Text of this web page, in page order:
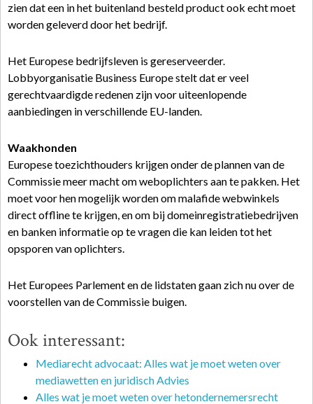
zien dat een in het buitenland besteld product ook echt moet
worden geleverd door het bedrijf.
Het Europese bedrijfsleven is gereserveerder.
Lobbyorganisatie Business Europe stelt dat er veel
gerechtvaardigde redenen zijn voor uiteenlopende
aanbiedingen in verschillende EU-landen.
Waakhonden
Europese toezichthouders krijgen onder de plannen van de
Commissie meer macht om weboplichters aan te pakken. Het
moet voor hen mogelijk worden om malafide webwinkels
direct offline te krijgen, en om bij domeinregistratiebedrijven
en banken informatie op te vragen die kan leiden tot het
opsporen van oplichters.
Het Europees Parlement en de lidstaten gaan zich nu over de
voorstellen van de Commissie buigen.
Ook interessant:
Mediarecht advocaat: Alles wat je moet weten over
mediawetten en juridisch Advies
Alles wat je moet weten over hetondernemersrecht